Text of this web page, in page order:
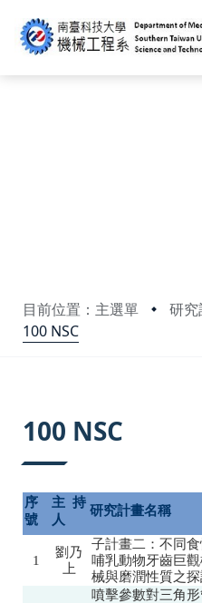
目前位置：主選單 研
100 NSC
100 NSC
序
號
主持
人
研究計畫名稱
1
劉乃
上
子計畫二：不同食
哺乳動物牙齒巨
械與磨潤性質之
噴擊參數對三角形